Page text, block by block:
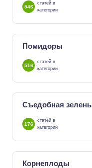
546
статей в
категории
Помидоры
516
статей в
категории
Съедобная зелень
176
статей в
категории
Корнеплоды